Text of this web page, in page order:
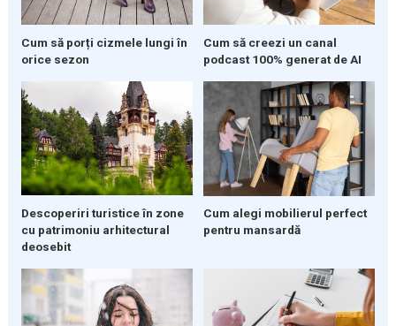
Cum să porți cizmele lungi în
orice sezon
Cum să creezi un canal
podcast 100% generat de AI
Descoperiri turistice în zone
cu patrimoniu arhitectural
deosebit
Cum alegi mobilierul perfect
pentru mansardă